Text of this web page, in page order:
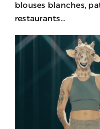
blouses blanches,
restaurants…